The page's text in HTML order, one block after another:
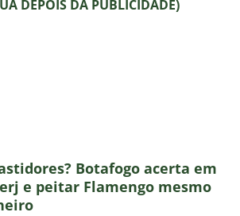
DEPOIS DA PUBLICIDADE)
Botafogo acerta em
e peitar Flamengo mesmo